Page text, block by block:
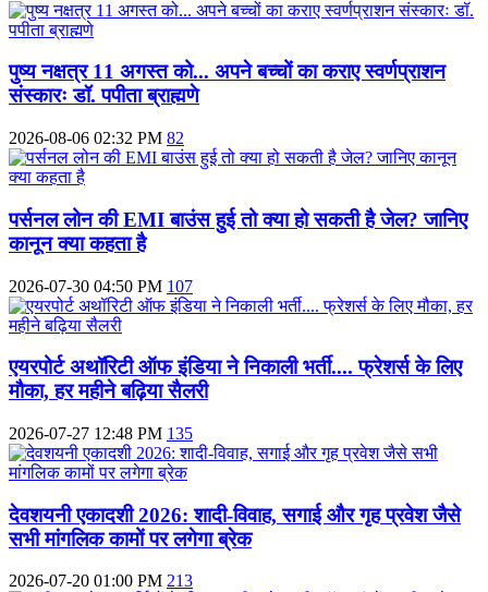
पुष्य नक्षत्र 11 अगस्त को... अपने बच्चों का कराए स्वर्णप्राशन
संस्कारः डॉ. पपीता ब्राह्मणे
2026-08-06 02:32 PM 82
पर्सनल लोन की EMI बाउंस हुई तो क्या हो सकती है जेल? जानिए
कानून क्या कहता है
2026-07-30 04:50 PM 107
एयरपोर्ट अथॉरिटी ऑफ इंडिया ने निकाली भर्ती.... फ्रेशर्स के लिए
मौका, हर महीने बढ़िया सैलरी
2026-07-27 12:48 PM 135
देवशयनी एकादशी 2026: शादी-विवाह, सगाई और गृह प्रवेश जैसे
सभी मांगलिक कामों पर लगेगा ब्रेक
2026-07-20 01:00 PM 213